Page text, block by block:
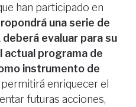
han participado en
una serie de
evaluar para su
actual programa de
instrumento de
enriquecer el
futuras acciones,